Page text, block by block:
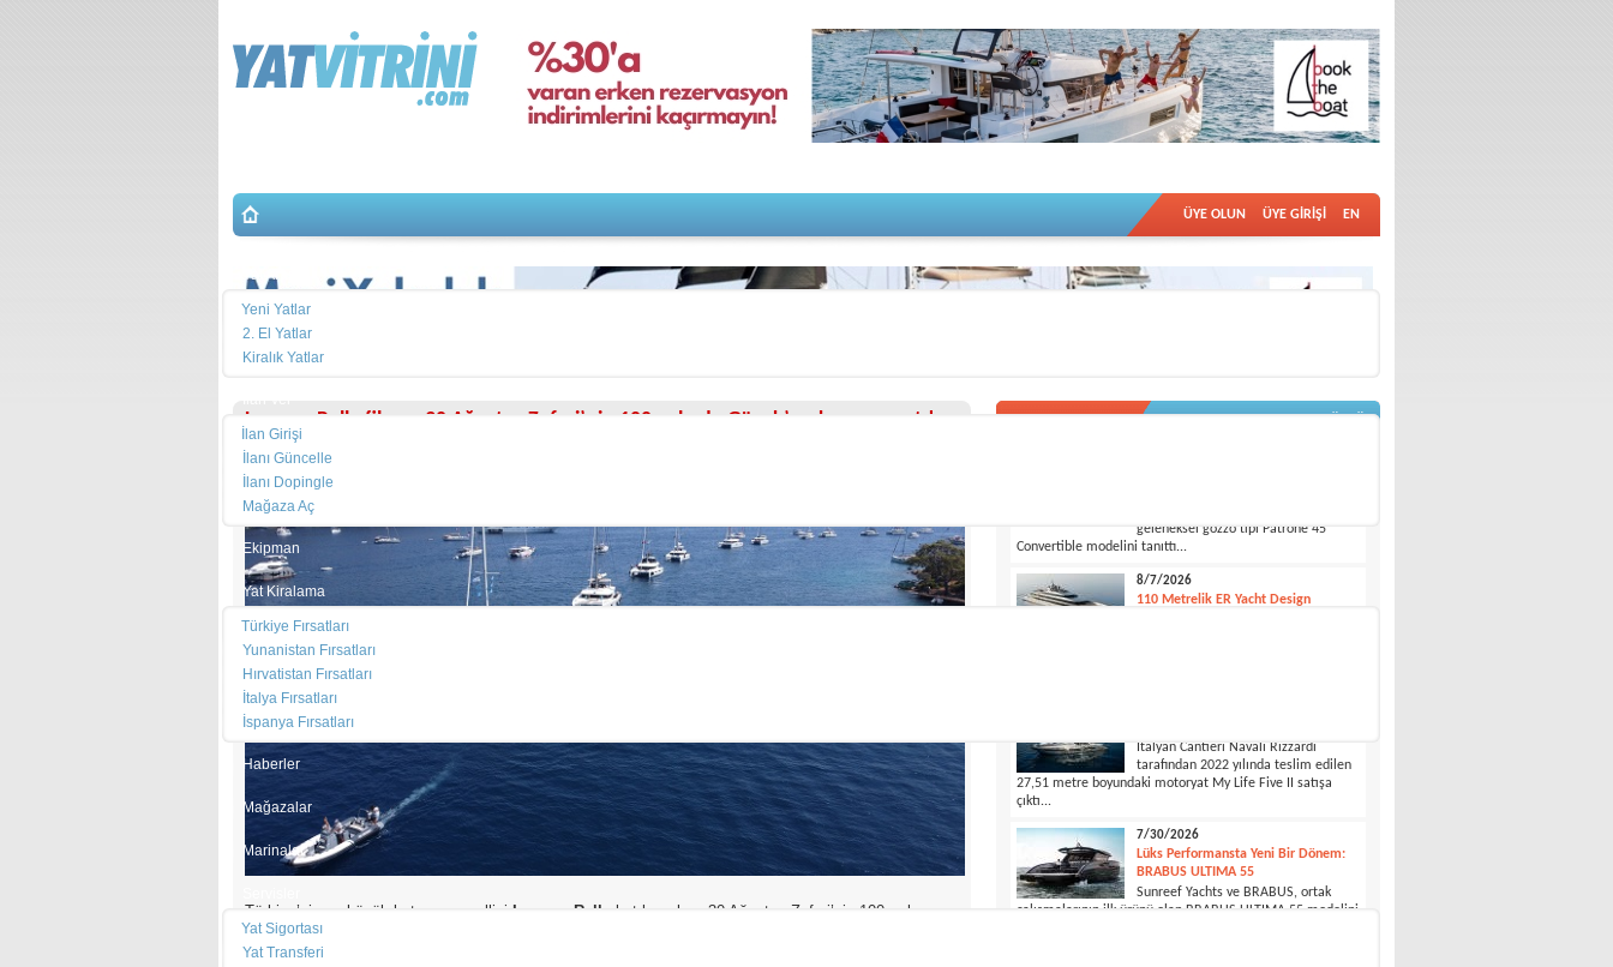
ÜYE OLUN ÜYE GİRİŞİ EN
Yat Arama
Yeni Yatlar
2. El Yatlar
Kiralık Yatlar
İlan Girişi
İlanı Güncelle
İlanı Dopingle
Mağaza Aç
Ekipman
Yat Kiralama
Türkiye Fırsatları
Yunanistan Fırsatları
Hırvatistan Fırsatları
İtalya Fırsatları
İspanya Fırsatları
Haberler
Mağazalar
Marinalar
Yat Sigortası
Yat Transferi
Lagoon Rally filosu, 30 Ağustos Zaferi’nin 100. yılında Göcek’e çıkarma yaptı!
Türkiye’nin en büyük katamaran rallisi Lagoon Rally
katılımcıları, 30 Ağustos Zaferi’nin 100. yılını;
Göbün Koyu, Batık Hamam Koyu, Sarsala Koyu, Bedri Rahmi Koyu ve Kille Koyu’nda büyük bir
coşkuyla kutladı.
geleneksel gozzo tipi Patrone 45
Convertible modelini tanıttı...
8/7/2026
110 Metrelik ER Yacht Design
İtalyan Cantieri Navali Rizzardi
tarafından 2022 yılında teslim edilen
27,51 metre boyundaki motoryat My Life Five II satışa
çıktı...
7/30/2026
Lüks Performansta Yeni Bir Dönem:
BRABUS ULTIMA 55
Sunreef Yachts ve BRABUS, ortak
çalışmalarının ilk ürünü olan BRABUS ULTIMA 55 modelini